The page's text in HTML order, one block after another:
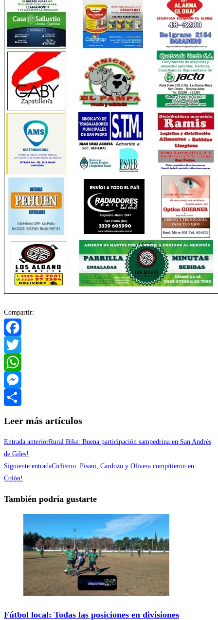
Compartir:
Facebook
Twitter
WhatsApp
Messenger
Leer más artículos
Entrada anteriorRural Bike: Buena participación sampedrina en San Andrés
de Giles!
Siguiente entradaCiclismo: Pisani, Cardozo y Olivera compitieron en
Colón!
También podría gustarte
Fútbol local: Todas las posiciones en divisiones